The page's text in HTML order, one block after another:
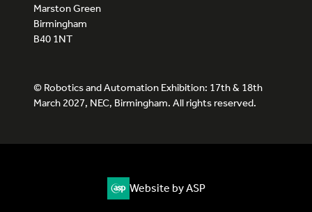
Marston Green
Birmingham
B40 1NT
© Robotics and Automation Exhibition: 17th & 18th
March 2027, NEC, Birmingham. All rights reserved.
Website by ASP